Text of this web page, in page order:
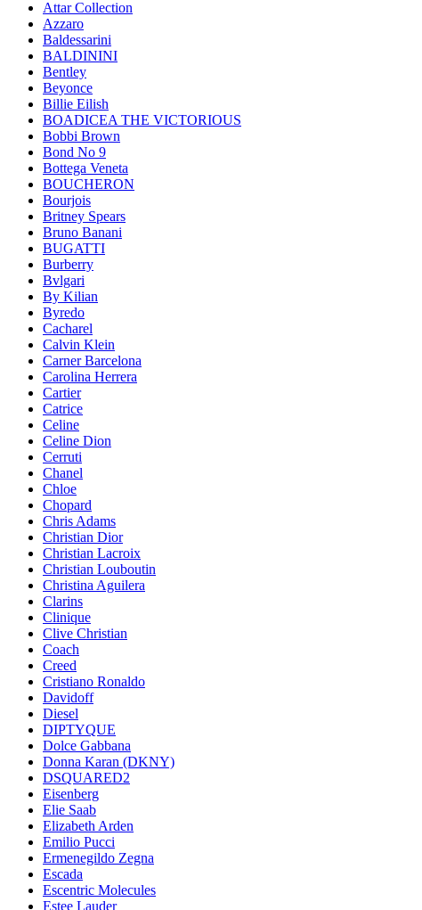
Attar Collection
Azzaro
Baldessarini
BALDININI
Bentley
Beyonce
Billie Eilish
BOADICEA THE VICTORIOUS
Bobbi Brown
Bond No 9
Bottega Veneta
BOUCHERON
Bourjois
Britney Spears
Bruno Banani
BUGATTI
Burberry
Bvlgari
By Kilian
Byredo
Cacharel
Calvin Klein
Carner Barcelona
Carolina Herrera
Cartier
Catrice
Celine
Celine Dion
Cerruti
Chanel
Chloe
Chopard
Chris Adams
Christian Dior
Christian Lacroix
Christian Louboutin
Christina Aguilera
Clarins
Clinique
Clive Christian
Coach
Creed
Cristiano Ronaldo
Davidoff
Diesel
DIPTYQUE
Dolce Gabbana
Donna Karan (DKNY)
DSQUARED2
Eisenberg
Elie Saab
Elizabeth Arden
Emilio Pucci
Ermenegildo Zegna
Escada
Escentric Molecules
Estee Lauder